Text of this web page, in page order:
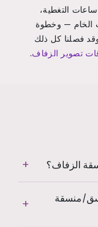
التغطية،
الخام — وخطوة
فصلنا كل ذلك
تصوير الزفاف.
الزفاف؟
منسقة